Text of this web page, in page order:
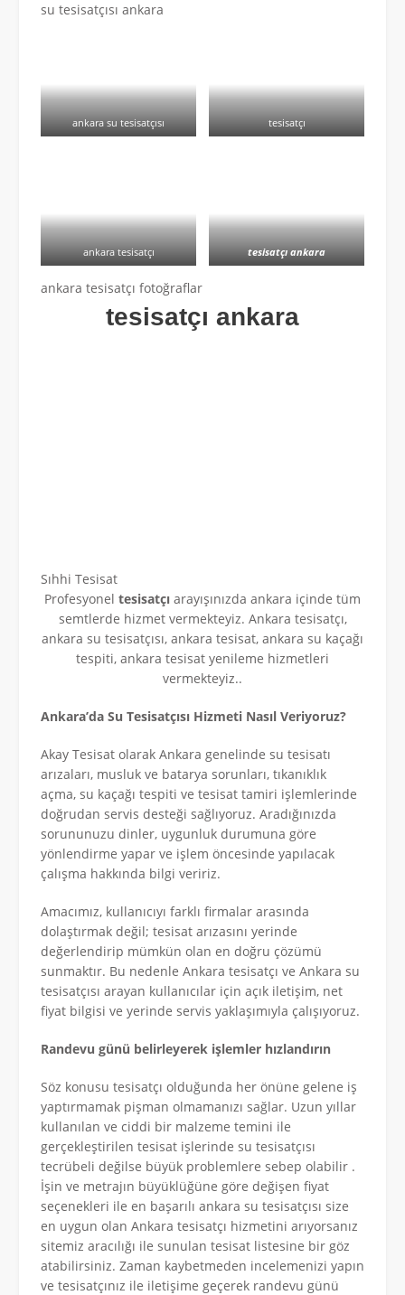
su tesisatçısı ankara
ankara su tesisatçısı tesisatçı
ankara tesisatçı tesisatçı ankara
ankara tesisatçı fotoğraflar
tesisatçı ankara
Sıhhi Tesisat
Profesyonel tesisatçı arayışınızda ankara içinde tüm
semtlerde hizmet vermekteyiz. Ankara tesisatçı,
ankara su tesisatçısı, ankara tesisat, ankara su kaçağı
tespiti, ankara tesisat yenileme hizmetleri
vermekteyiz..
Ankara’da Su Tesisatçısı Hizmeti Nasıl Veriyoruz?
Akay Tesisat olarak Ankara genelinde su tesisatı
arızaları, musluk ve batarya sorunları, tıkanıklık
açma, su kaçağı tespiti ve tesisat tamiri işlemlerinde
doğrudan servis desteği sağlıyoruz. Aradığınızda
sorununuzu dinler, uygunluk durumuna göre
yönlendirme yapar ve işlem öncesinde yapılacak
çalışma hakkında bilgi veririz.
Amacımız, kullanıcıyı farklı firmalar arasında
dolaştırmak değil; tesisat arızasını yerinde
değerlendirip mümkün olan en doğru çözümü
sunmaktır. Bu nedenle Ankara tesisatçı ve Ankara su
tesisatçısı arayan kullanıcılar için açık iletişim, net
fiyat bilgisi ve yerinde servis yaklaşımıyla çalışıyoruz.
Randevu günü belirleyerek işlemler hızlandırın
Söz konusu tesisatçı olduğunda her önüne gelene iş
yaptırmamak pişman olmamanızı sağlar. Uzun yıllar
kullanılan ve ciddi bir malzeme temini ile
gerçekleştirilen tesisat işlerinde su tesisatçısı
tecrübeli değilse büyük problemlere sebep olabilir .
İşin ve metrajın büyüklüğüne göre değişen fiyat
seçenekleri ile en başarılı ankara su tesisatçısı size
en uygun olan Ankara tesisatçı hizmetini arıyorsanız
sitemiz aracılığı ile sunulan tesisat listesine bir göz
atabilirsiniz. Zaman kaybetmeden incelemenizi yapın
ve tesisatçınız ile iletişime geçerek randevu günü